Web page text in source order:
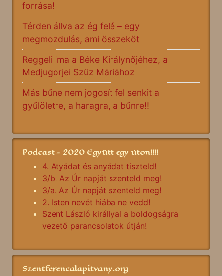
forrása!
Térden állva az ég felé – egy
megmozdulás, ami összeköt
Reggeli ima a Béke Királynőjéhez, a
Medjugorjei Szűz Máriához
Más bűne nem jogosít fel senkit a
gyűlöletre, a haragra, a bűnre!!
Podcast - 2020 Együtt egy úton!!!!
4. Atyádat és anyádat tiszteld!
3/b. Az Úr napját szenteld meg!
3/a. Az Úr napját szenteld meg!
2. Isten nevét hiába ne vedd!
Szent László királlyal a boldogságra
vezető parancsolatok útján!
Szentferencalapitvany.org